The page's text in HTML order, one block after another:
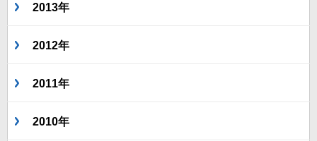
2013年
2012年
2011年
2010年